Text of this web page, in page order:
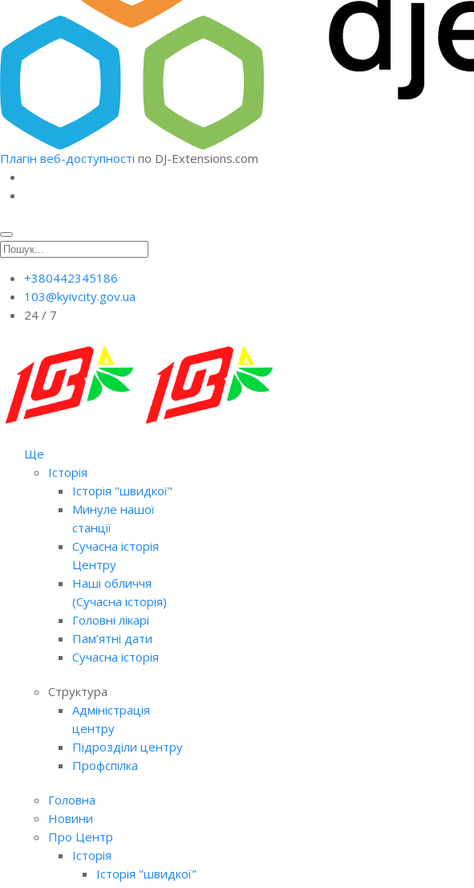
Плагін веб-доступності по DJ-Extensions.com
+380442345186
103@kyivcity.gov.ua
24 / 7
Ще
Історія
Історія "швидкої"
Минуле нашої
станції
Сучасна історія
Центру
Наші обличчя
(Сучасна історія)
Головні лікарі
Пам’ятні дати
Сучасна історія
Структура
Адміністрація
центру
Підрозділи центру
Профспілка
Головна
Новини
Про Центр
Історія
Історія "швидкої"